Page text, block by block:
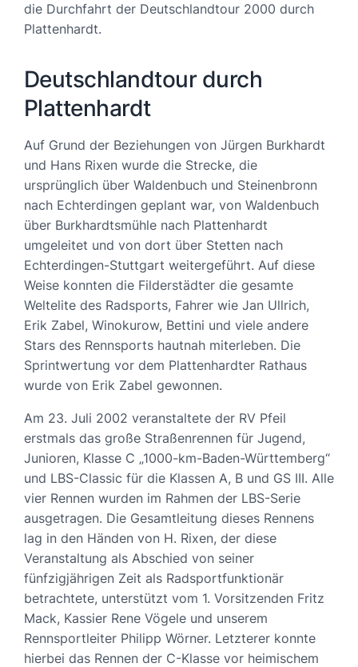
die Durchfahrt der Deutschlandtour 2000 durch
Plattenhardt.
Deutschlandtour durch
Plattenhardt
Auf Grund der Beziehungen von Jürgen Burkhardt
und Hans Rixen wurde die Strecke, die
ursprünglich über Waldenbuch und Steinenbronn
nach Echterdingen geplant war, von Waldenbuch
über Burkhardtsmühle nach Plattenhardt
umgeleitet und von dort über Stetten nach
Echterdingen-Stuttgart weitergeführt. Auf diese
Weise konnten die Filderstädter die gesamte
Weltelite des Radsports, Fahrer wie Jan Ullrich,
Erik Zabel, Winokurow, Bettini und viele andere
Stars des Rennsports hautnah miterleben. Die
Sprintwertung vor dem Plattenhardter Rathaus
wurde von Erik Zabel gewonnen.
Am 23. Juli 2002 veranstaltete der RV Pfeil
erstmals das große Straßenrennen für Jugend,
Junioren, Klasse C „1000-km-Baden-Württemberg“
und LBS-Classic für die Klassen A, B und GS III. Alle
vier Rennen wurden im Rahmen der LBS-Serie
ausgetragen. Die Gesamtleitung dieses Rennens
lag in den Händen von H. Rixen, der diese
Veranstaltung als Abschied von seiner
fünfzigjährigen Zeit als Radsportfunktionär
betrachtete, unterstützt vom 1. Vorsitzenden Fritz
Mack, Kassier Rene Vögele und unserem
Rennsportleiter Philipp Wörner. Letzterer konnte
hierbei das Rennen der C-Klasse vor heimischem